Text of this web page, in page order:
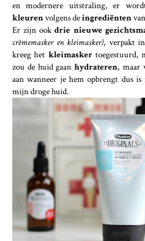
en modernere uitstraling, er
kleurenvolgens deingrediënten
Er zijn ookdrie nieuwe
crèmemasker en kleimasker), verpakt
kreeg het kleimasker toegestuurd,
zou de huid gaanhydrateren, maar
aan wanneer je hem opbrengt dus
mijn droge huid.